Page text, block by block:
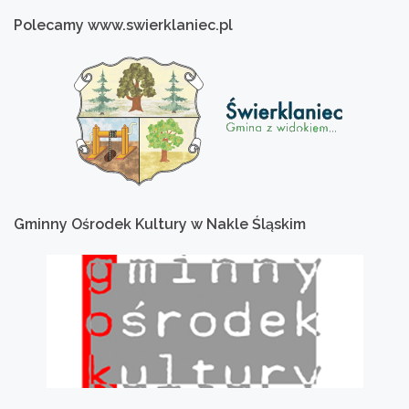
Polecamy www.swierklaniec.pl
Gminny Ośrodek Kultury w Nakle Śląskim